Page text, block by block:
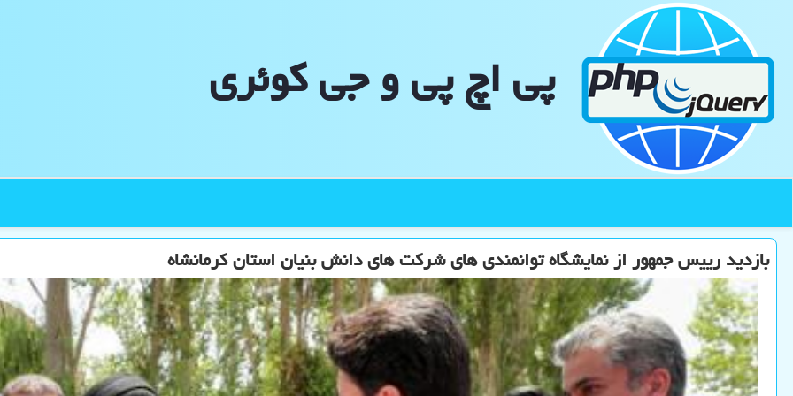
پی اچ پی و جی كوئری
بازدید رییس جمهور از نمایشگاه توانمندی های شرکت های دانش بنیان استان کرمانشاه